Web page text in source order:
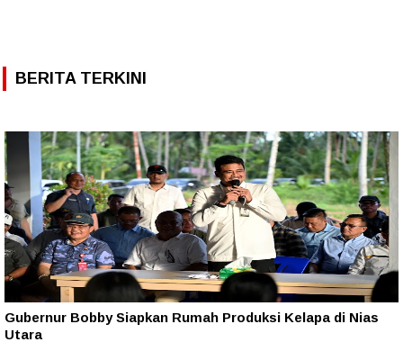
BERITA TERKINI
Gubernur Bobby Siapkan Rumah Produksi Kelapa di Nias
Utara